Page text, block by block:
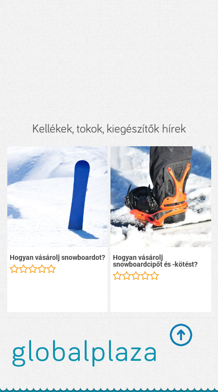
Kellékek, tokok, kiegészítők hírek
Hogyan vásárolj snowboardot? Hogyan vásárolj
snowboardcipőt és -kötést?